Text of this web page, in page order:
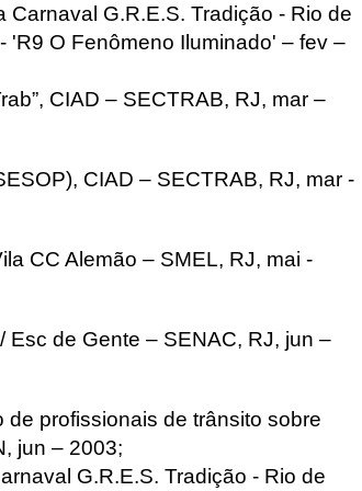
Carnaval G.R.E.S. Tradição - Rio de
'R9 O Fenômeno Iluminado' – fev –
CIAD – SECTRAB, RJ, mar –
CIAD – SECTRAB, RJ, mar -
CC Alemão – SMEL, RJ, mai -
de Gente – SENAC, RJ, jun –
profissionais de trânsito sobre
jun – 2003;
G.R.E.S. Tradição - Rio de